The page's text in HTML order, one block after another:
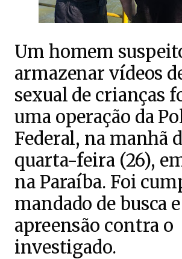
Um homem
armazenar vídeos
sexual de crianças
uma operação da
Federal, na manhã
quarta-feira (26),
na Paraíba. Foi
mandado de busca e
apreensão contra o
investigado.